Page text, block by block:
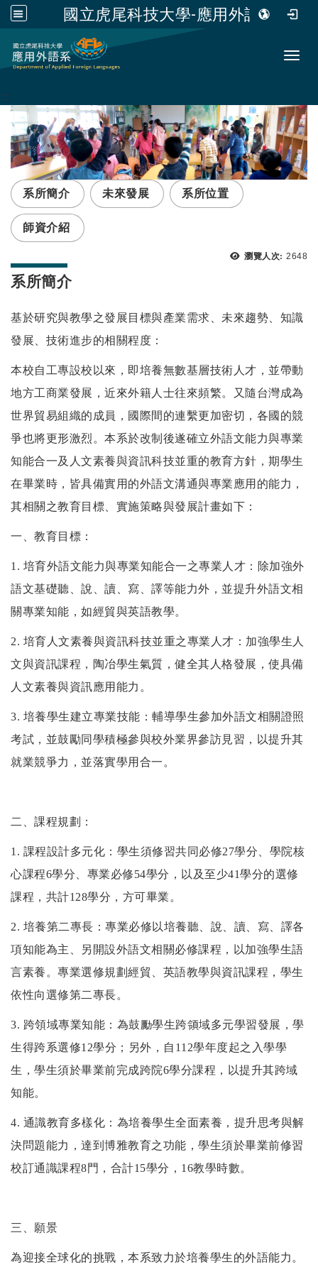
國立虎尾科技大學-應用外語系
跳到主要內容
:::
系所簡介 未來發展 系所位置
師資介紹
瀏覽人次: 瀏覽
2648
系所簡介
基於研究與教學之發展目標與產業需求、未來趨勢、知識
發展、技術進步的相關程度：
本校自工專設校以來，即培養無數基層技術人才，並帶動
地方工商業發展，近來外籍人士往來頻繁。又隨台灣成為
世界貿易組織的成員，國際間的連繫更加密切，各國的競
爭也將更形激烈。本系於改制後遂確立外語文能力與專業
知能合一及人文素養與資訊科技並重的教育方針，期學生
在畢業時，皆具備實用的外語文溝通與專業應用的能力，
其相關之教育目標、實施策略與發展計畫如下：
一、教育目標：
1. 培育外語文能力與專業知能合一之專業人才：除加強外
語文基礎聽、說、讀、寫、譯等能力外，並提升外語文相
關專業知能，如經貿與英語教學。
2. 培育人文素養與資訊科技並重之專業人才：加強學生人
文與資訊課程，陶冶學生氣質，健全其人格發展，使具備
人文素養與資訊應用能力。
3. 培養學生建立專業技能：輔導學生參加外語文相關證照
考試，並鼓勵同學積極參與校外業界參訪見習，以提升其
就業競爭力，並落實學用合一。
二、課程規劃：
1. 課程設計多元化：學生須修習共同必修27學分、學院核
心課程6學分、專業必修54學分，以及至少41學分的選修
課程，共計128學分，方可畢業。
2. 培養第二專長：專業必修以培養聽、說、讀、寫、譯各
項知能為主、另開設外語文相關必修課程，以加強學生語
言素養。專業選修規劃經貿、英語教學與資訊課程，學生
依性向選修第二專長。
3. 跨領域專業知能：為鼓勵學生跨領域多元學習發展，學
生得跨系選修12學分；另外，自 112學年度起之入學學
生，學生須於畢業前完成跨院6學分課程，以提升其跨域
知能。
4. 通識教育多樣化：為培養學生全面素養，提升思考與解
決問題能力，達到博雅教育之功能，學生須於畢業前修習
校訂通識課程8門，合計15學分， 16教學時數。
三、願景
為迎接全球化的挑戰，本系致力於培養學生的外語能力。